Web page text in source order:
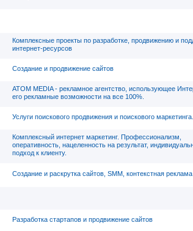
Комплексные проекты по разработке, продвижению и
интернет-ресурсов
Создание и продвижение сайтов
АТОМ MEDIA - рекламное агентство, использующее
его рекламные возможности на все 100%.
Услуги поискового продвижения и поискового маркетинга.
Комплексный интернет маркетинг. Профессионализм,
оперативность, нацеленность на результат,
подход к клиенту.
Создание и раскрутка сайтов, SMM, контекстная реклама
Разработка стартапов и продвижение сайтов